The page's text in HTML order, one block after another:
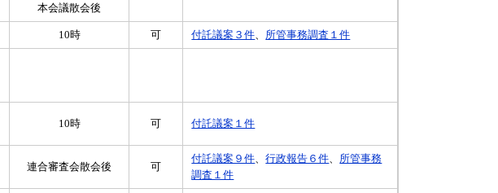
本会議散会後
10時 可 付託議案３件 所管事務調査１件
10時 可 付託議案１件
連合審査会散会後 可
付託議案９件 、行政報告６件
所管事務
調査１件